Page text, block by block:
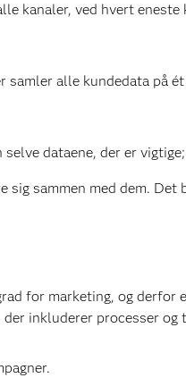
kanaler, ved hvert
alle kundedata på
dataene, der er
sammen med dem. Det
for marketing, og derfor
inkluderer processer